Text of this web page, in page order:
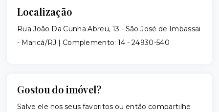
Localização
Rua João Da Cunha Abreu, 13 - São José de Imbassai
- Maricá/RJ | Complemento: 14 - 24930-540
Gostou do imóvel?
Salve ele nos seus favoritos ou então compartilhe